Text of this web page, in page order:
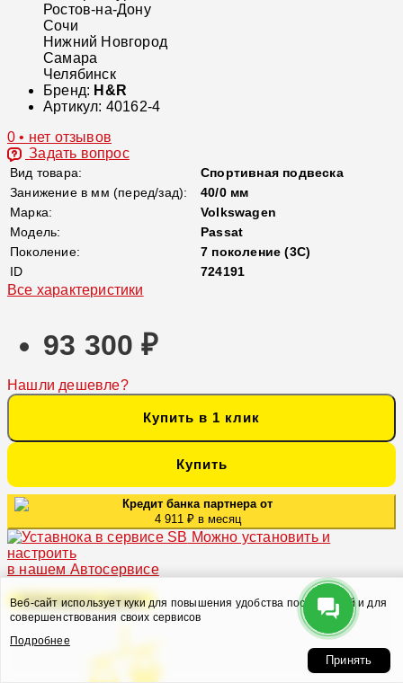
Ростов-на-Дону
Сочи
Нижний Новгород
Самара
Челябинск
Бренд: H&R
Артикул: 40162-4
0 • нет отзывов
Задать вопрос
Вид товара:
Спортивная подвеска
Занижение в мм (перед/зад):
40/0 мм
Марка:
Volkswagen
Модель:
Passat
Поколение:
7 поколение (3C)
ID
724191
Все характеристики
93 300 ₽
Нашли дешевле?
Купить в 1 клик
Купить
Кредит банка партнера от
4 911 ₽ в месяц
Можно установить и
настроить
в нашем Автосервисе
Оформить заказ
Веб-сайт использует куки для повышения удобства посетителей и для
совершенствования своих сервисов
Подробнее
Принять